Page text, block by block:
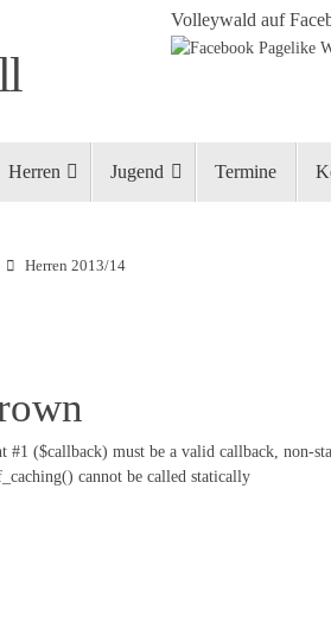
Volleywald auf
Herren Jugend Termine
Herren 2013/14
#1 ($callback) must be a valid callback, non-
cannot be called statically